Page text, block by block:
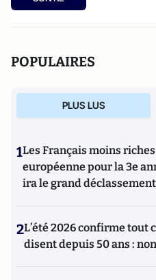
Fattah al-Sissi, le Bonaparte
POPULAIRES
PLUS LUS
1Les Français moins
européenne pour la 3e
ira le grand déclassement
2L’été 2026 confirme tout
disent depuis 50 ans :